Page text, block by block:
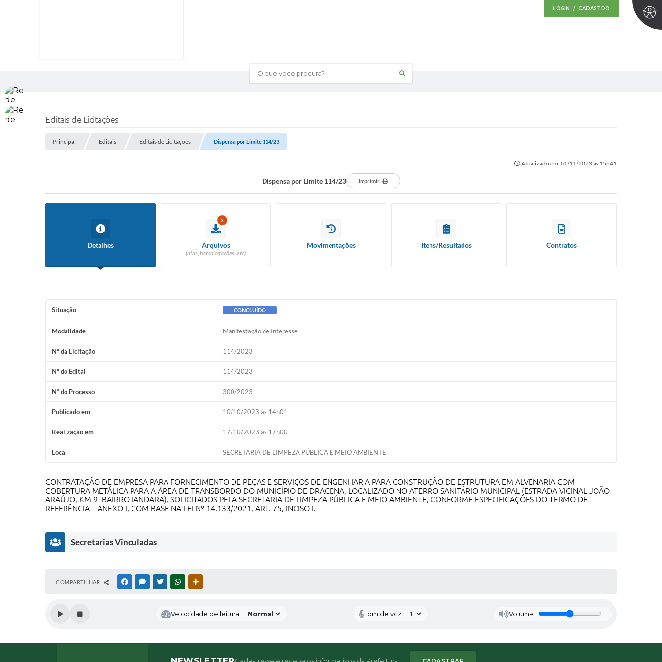
LOGIN / CADASTRO
O que voce procura?
Editais de Licitações
Principal Editais Editais de Licitações Dispensa por Limite 114/23
Atualizado em: 01/11/2023 às 15h41
Dispensa por Limite 114/23 Imprimir
Detalhes
3
Arquivos
(atas, homologações, etc)
Movimentações Itens/Resultados Contratos
Situação CONCLUÍDO
Modalidade Manifestação de Interesse
Nº da Licitação 114/2023
Nº do Edital 114/2023
Nº do Processo 300/2023
Publicado em 10/10/2023 às 14h01
Realização em 17/10/2023 às 17h00
Local SECRETARIA DE LIMPEZA PÚBLICA E MEIO AMBIENTE
CONTRATAÇÃO DE EMPRESA PARA FORNECIMENTO DE PEÇAS E SERVIÇOS DE ENGENHARIA PARA CONSTRUÇÃO DE ESTRUTURA EM ALVENARIA COM
COBERTURA METÁLICA PARA A ÁREA DE TRANSBORDO DO MUNICÍPIO DE DRACENA, LOCALIZADO NO ATERRO SANITÁRIO MUNICIPAL (ESTRADA VICINAL JOÃO
ARAÚJO, KM 9 -BAIRRO IANDARA), SOLICITADOS PELA SECRETARIA DE LIMPEZA PÚBLICA E MEIO AMBIENTE, CONFORME ESPECIFICAÇÕES DO TERMO DE
REFERÊNCIA – ANEXO I, COM BASE NA LEI Nº 14.133/2021, ART. 75, INCISO I.
Secretarias Vinculadas
E
R
COMPARTILHAR FACEBOOKMESSENGER
TWITTERWHATSAPP
Velocidade de leitura: Tom de voz: Volume
CADASTRAR